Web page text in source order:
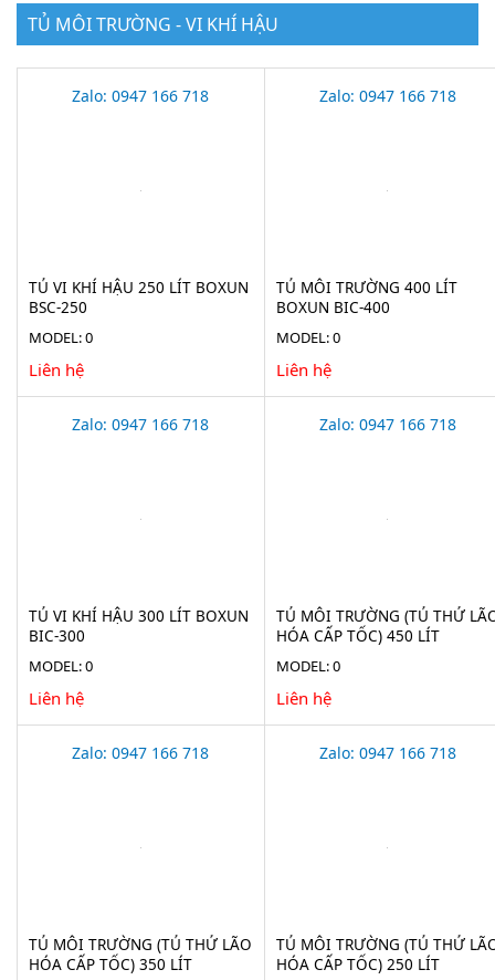
TỦ MÔI TRƯỜNG - VI KHÍ HẬU
Zalo: 0947 166 718
TỦ VI KHÍ HẬU 250 LÍT BOXUN
BSC-250
MODEL: 0
Liên hệ
Zalo: 0947 166 718
TỦ MÔI TRƯỜNG 400 LÍT
BOXUN BIC-400
MODEL: 0
Liên hệ
Zalo: 0947 166 718
TỦ VI KHÍ HẬU 300 LÍT BOXUN
BIC-300
MODEL: 0
Liên hệ
Zalo: 0947 166 718
TỦ MÔI TRƯỜNG (TỦ THỬ
HÓA CẤP TỐC) 450 LÍT
MODEL: 0
Liên hệ
Zalo: 0947 166 718
TỦ MÔI TRƯỜNG (TỦ THỬ LÃO
HÓA CẤP TỐC) 350 LÍT
Zalo: 0947 166 718
TỦ MÔI TRƯỜNG (TỦ THỬ
HÓA CẤP TỐC) 250 LÍT